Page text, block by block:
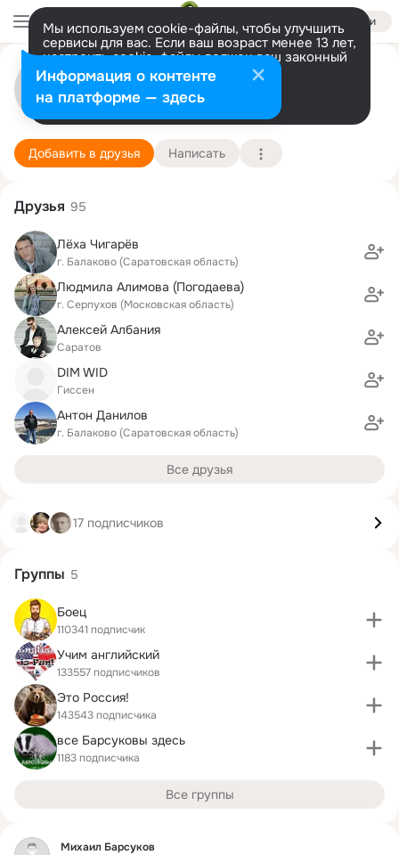
Войти
Мы используем cookie-файлы, чтобы улучшить
сервисы для вас. Если ваш возраст менее 13 лет,
настроить cookie-файлы должен ваш законный
представитель. Больше информации
Разрешить все Настроить
Михаил Барсуков
Балаково
13 сентября (59 лет)
Подробнее
Добавить в друзья Написать
Фид
Михаил Барсуков
Друзья 95
Лёха Чигарёв
г. Балаково (Саратовская область)
Людмила Алимова (Погодаева)
г. Серпухов (Московская область)
Алексей Албания
Саратов
DIM WID
Гиссен
Антон Данилов
г. Балаково (Саратовская область)
Все друзья
17 подписчиков
Группы 5
Боец
110341 подписчик
Учим английский
133557 подписчиков
Это Россия!
143543 подписчика
все Барсуковы здесь
1183 подписчика
Все группы
Информация о контенте
на платформе — здесь